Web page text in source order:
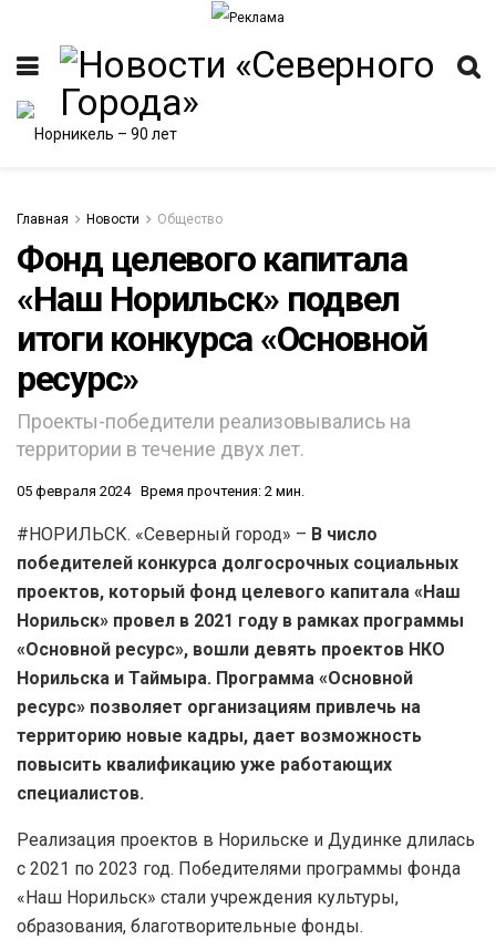
Главная Новости Общество
Фонд целевого капитала
«Наш Норильск» подвел
итоги конкурса «Основной
ресурс»
Проекты-победители реализовывались на
территории в течение двух лет.
05 февраля 2024 Время прочтения: 2 мин.
#НОРИЛЬСК. «Северный город» – В число
победителей конкурса долгосрочных социальных
проектов, который фонд целевого капитала «Наш
Норильск» провел в 2021 году в рамках программы
«Основной ресурс», вошли девять проектов НКО
Норильска и Таймыра. Программа «Основной
ресурс» позволяет организациям привлечь на
территорию новые кадры, дает возможность
повысить квалификацию уже работающих
специалистов.
Реализация проектов в Норильске и Дудинке длилась
с 2021 по 2023 год. Победителями программы фонда
«Наш Норильск» стали учреждения культуры,
образования, благотворительные фонды.